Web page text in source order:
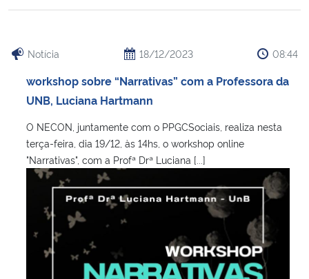
Notícia 18/12/2023 08:44
workshop sobre “Narrativas” com a Professora da
UNB, Luciana Hartmann
O NECON, juntamente com o PPGCSociais, realiza nesta
terça-feira, dia 19/12, às 14hs, o workshop online
"Narrativas", com a Profª Drª Luciana [...]